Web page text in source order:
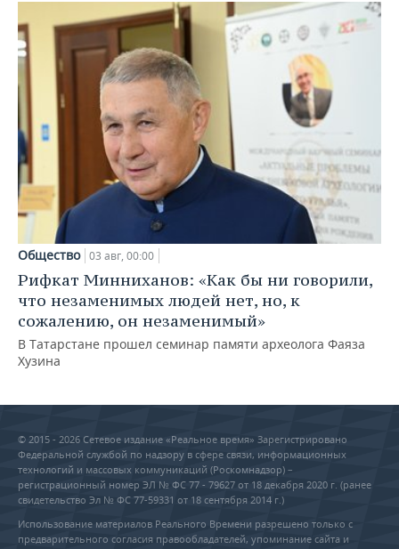
Общество 03 авг, 00:00
Рифкат Минниханов: «Как бы ни говорили,
что незаменимых людей нет, но, к
сожалению, он незаменимый»
В Татарстане прошел семинар памяти археолога Фаяза
Хузина
© 2015 - 2026 Сетевое издание «Реальное время» Зарегистрировано
Федеральной службой по надзору в сфере связи, информационных
технологий и массовых коммуникаций (Роскомнадзор) –
регистрационный номер ЭЛ № ФС 77 - 79627 от 18 декабря 2020 г. (ранее
свидетельство Эл № ФС 77-59331 от 18 сентября 2014 г.)
Использование материалов Реального Времени разрешено только с
предварительного согласия правообладателей, упоминание сайта и